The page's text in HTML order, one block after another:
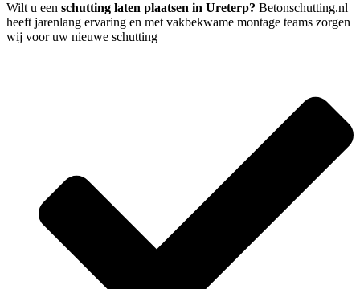
Wilt u een schutting laten plaatsen in Ureterp? Betonschutting.nl
heeft jarenlang ervaring en met vakbekwame montage teams zorgen
wij voor uw nieuwe schutting